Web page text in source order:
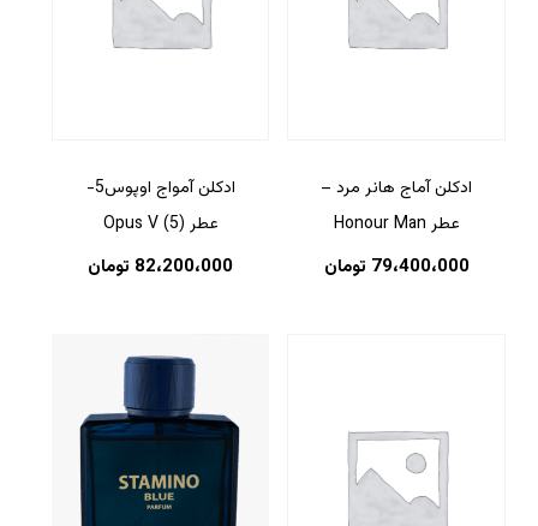
ادکلن آماج هانر مرد –
عطر Honour Man
79،400،000 تومان
ادکلن آمواج اوپوس5-
عطر (5) Opus V
82،200،000 تومان